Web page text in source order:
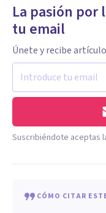
La pasión por
tu email
Únete y recibe
Suscribiéndote aceptas
CÓMO CITAR